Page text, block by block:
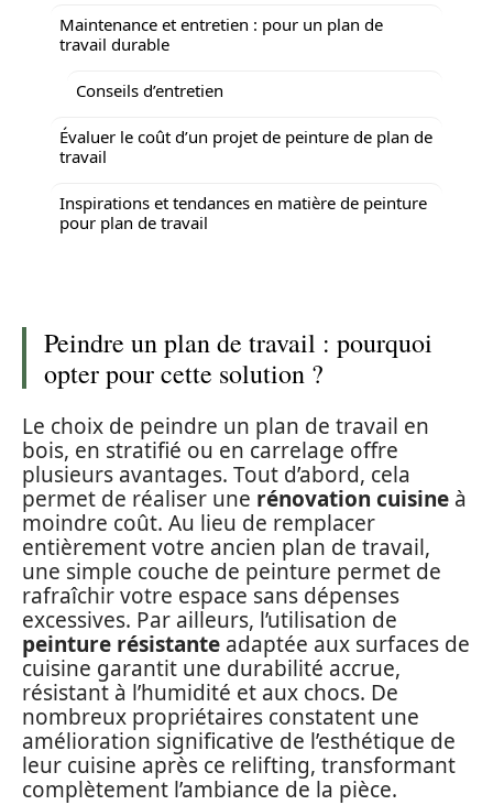
Maintenance et entretien : pour un plan de
travail durable
Conseils d’entretien
Évaluer le coût d’un projet de peinture de plan de
travail
Inspirations et tendances en matière de peinture
pour plan de travail
Peindre un plan de travail : pourquoi
opter pour cette solution ?
Le choix de peindre un plan de travail en
bois, en stratifié ou en carrelage offre
plusieurs avantages. Tout d’abord, cela
permet de réaliser une rénovation cuisine à
moindre coût. Au lieu de remplacer
entièrement votre ancien plan de travail,
une simple couche de peinture permet de
rafraîchir votre espace sans dépenses
excessives. Par ailleurs, l’utilisation de
peinture résistante adaptée aux surfaces de
cuisine garantit une durabilité accrue,
résistant à l’humidité et aux chocs. De
nombreux propriétaires constatent une
amélioration significative de l’esthétique de
leur cuisine après ce relifting, transformant
complètement l’ambiance de la pièce.